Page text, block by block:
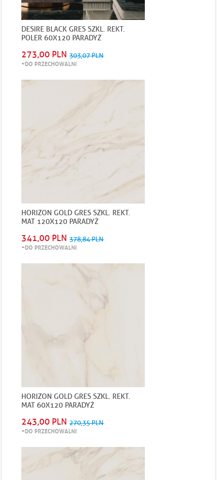
DESIRE BLACK GRES SZKL. REKT.
POLER 60X120 PARADYŻ
273,00 PLN 303,07 PLN
+DO PRZECHOWALNI
HORIZON GOLD GRES SZKL. REKT.
MAT 120X120 PARADYŻ
341,00 PLN 378,84 PLN
+DO PRZECHOWALNI
HORIZON GOLD GRES SZKL. REKT.
MAT 60X120 PARADYŻ
243,00 PLN 270,35 PLN
+DO PRZECHOWALNI